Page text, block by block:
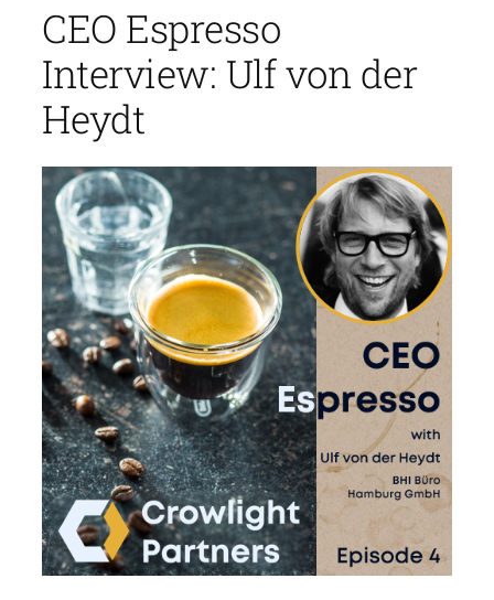
CEO Espresso
Interview: Ulf von der
Heydt